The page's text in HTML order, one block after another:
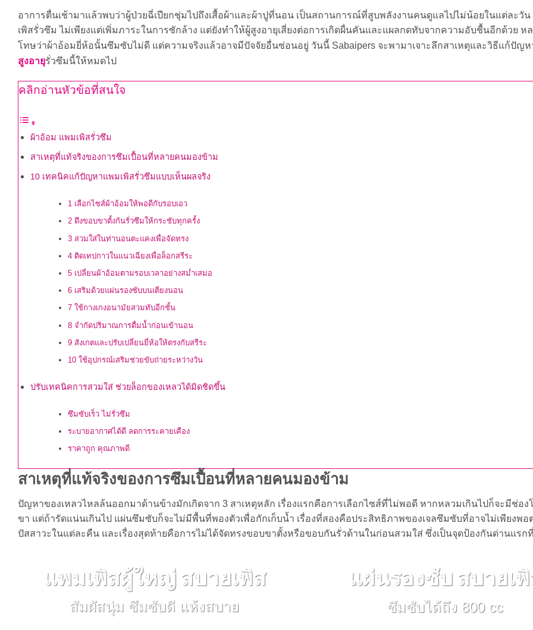
อาการตื่นเช้ามาแล้วพบว่าผู้ป่วยฉี่เปียกชุ่มไปถึงเสื้อผ้าและผ้าปูที่นอน เป็นสถานการณ์ที่สูบพลังงานคนดูแลไปไม่น้อยในแต่ละวั
เพิสรั่วซึม ไม่เพียงแต่เพิ่มภาระในการซักล้าง แต่ยังทำให้ผู้สูงอายุเสี่ยงต่อการเกิดผื่นคันและแผลกดทับจากความอับชื้นอีกด้วย ห
โทษว่าผ้าอ้อมยี่ห้อนั้นซึมซับไม่ดี แต่ความจริงแล้วอาจมีปัจจัยอื่นซ่อนอยู่ วันนี้ Sabaipers จะพามาเจาะลึกสาเหตุและวิธีแก้ปัญห
สูงอายุรั่วซึมนี้ให้หมดไป
คลิกอ่านหัวข้อที่สนใจ
ผ้าอ้อม แพมเพิสรั่วซึม
สาเหตุที่แท้จริงของการซึมเปื้อนที่หลายคนมองข้าม
10 เทคนิคแก้ปัญหาแพมเพิสรั่วซึมแบบเห็นผลจริง
1 เลือกไซส์ผ้าอ้อมให้พอดีกับรอบเอว
2 ดึงขอบขาตั้งกันรั่วซึมให้กระชับทุกครั้ง
3 สวมใส่ในท่านอนตะแคงเพื่อจัดทรง
4 ติดเทปกาวในแนวเฉียงเพื่อล็อกสรีระ
5 เปลี่ยนผ้าอ้อมตามรอบเวลาอย่างสม่ำเสมอ
6 เสริมด้วยแผ่นรองซับบนเตียงนอน
7 ใช้กางเกงอนามัยสวมทับอีกชั้น
8 จำกัดปริมาณการดื่มน้ำก่อนเข้านอน
9 สังเกตและปรับเปลี่ยนยี่ห้อให้ตรงกับสรีระ
10 ใช้อุปกรณ์เสริมช่วยขับถ่ายระหว่างวัน
ปรับเทคนิคการสวมใส่ ช่วยล็อกของเหลวได้มิดชิดขึ้น
ซึมซับเร็ว ไม่รั่วซึม
ระบายอากาศได้ดี ลดการระคายเคือง
ราคาถูก คุณภาพดี
สาเหตุที่แท้จริงของการซึมเปื้อนที่หลายคนมองข้าม
ปัญหาของเหลวไหลล้นออกมาด้านข้างมักเกิดจาก 3 สาเหตุหลัก เรื่องแรกคือการเลือกไซส์ที่ไม่พอดี หากหลวมเกินไปก็จะมีช่อ
ขา แต่ถ้ารัดแน่นเกินไป แผ่นซึมซับก็จะไม่มีพื้นที่พองตัวเพื่อกักเก็บน้ำ เรื่องที่สองคือประสิทธิภาพของเจลซึมซับที่อาจไม่เพียงพ
ปัสสาวะในแต่ละคืน และเรื่องสุดท้ายคือการไม่ได้จัดทรงขอบขาตั้งหรือขอบกันรั่วด้านในก่อนสวมใส่ ซึ่งเป็นจุดป้องกันด่านแร
แพมเพิสผู้ใหญ่ สบายเพิส
สัมผัสนุ่ม ซึมซับดี แห้งสบาย
แผ่นรองซับ สบายเ
ซึมซับได้ถึง 800 cc